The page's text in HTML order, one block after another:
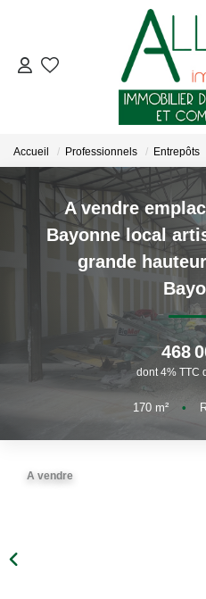
NOTRE
Qui
Nous
Nos
Accueil Professionnels Entrepôts
A vendre
Bayonne local
grande
468
dont 4% TTC
170m² •
A vendre